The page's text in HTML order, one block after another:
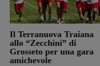
Il Terranuova Traiana
allo “Zecchini” di
Grosseto per una gara
amichevole